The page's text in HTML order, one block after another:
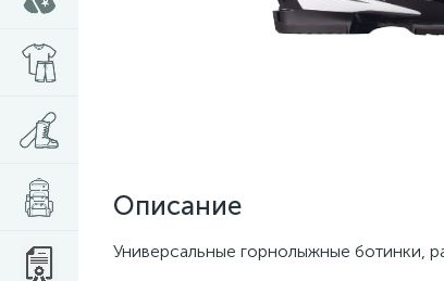
Описание
Универсальные горнолыжные ботинки,